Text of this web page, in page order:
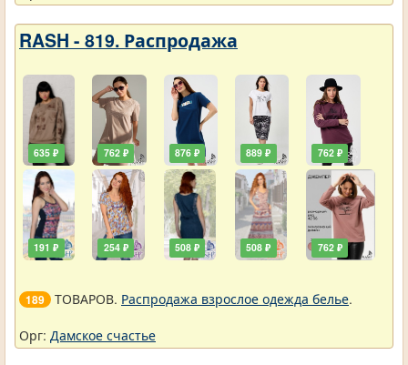
RASH - 819. Распродажа
635 ₽
191 ₽
762 ₽
254 ₽
876 ₽
508 ₽
889 ₽
508 ₽
762 ₽
762 ₽
189 ТОВАРОВ. Распродажа взрослое одежда белье.
Орг: Дамское счастье